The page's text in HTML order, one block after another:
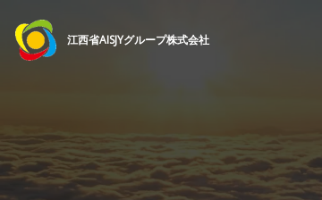
江西省AISJYグループ株式会社